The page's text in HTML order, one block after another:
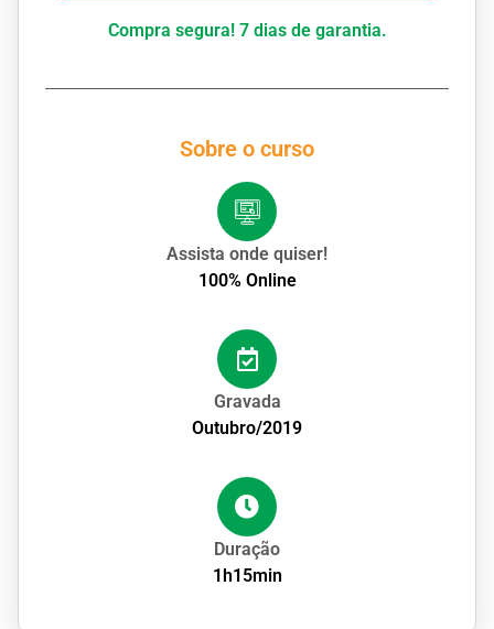
Compra segura! 7 dias de garantia.
Sobre o curso
Assista onde quiser!
100% Online
Gravada
Outubro/2019
Duração
1h15min